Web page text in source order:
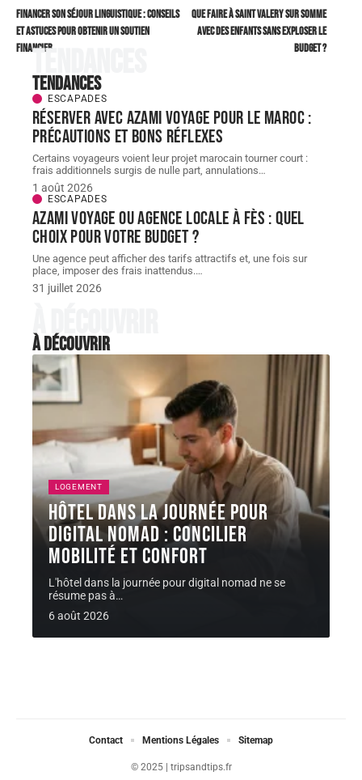
Financer son séjour linguistique : conseils
et astuces pour obtenir un soutien
financier
Que faire à Saint Valery sur Somme
avec des enfants sans exploser le
budget ?
Tendances
Tendances
ESCAPADES
Réserver avec AZAMI VOYAGE pour le Maroc :
précautions et bons réflexes
Certains voyageurs voient leur projet marocain tourner court :
frais additionnels surgis de nulle part, annulations…
1 août 2026
ESCAPADES
AZAMI VOYAGE ou agence locale à Fès : quel
choix pour votre budget ?
Une agence peut afficher des tarifs attractifs et, une fois sur
place, imposer des frais inattendus.…
31 juillet 2026
À découvrir
À découvrir
LOGEMENT
Hôtel dans la journée pour
digital nomad : concilier
mobilité et confort
L'hôtel dans la journée pour digital nomad ne se
résume pas à…
6 août 2026
© 2025 | tripsandtips.fr
Contact Mentions Légales Sitemap